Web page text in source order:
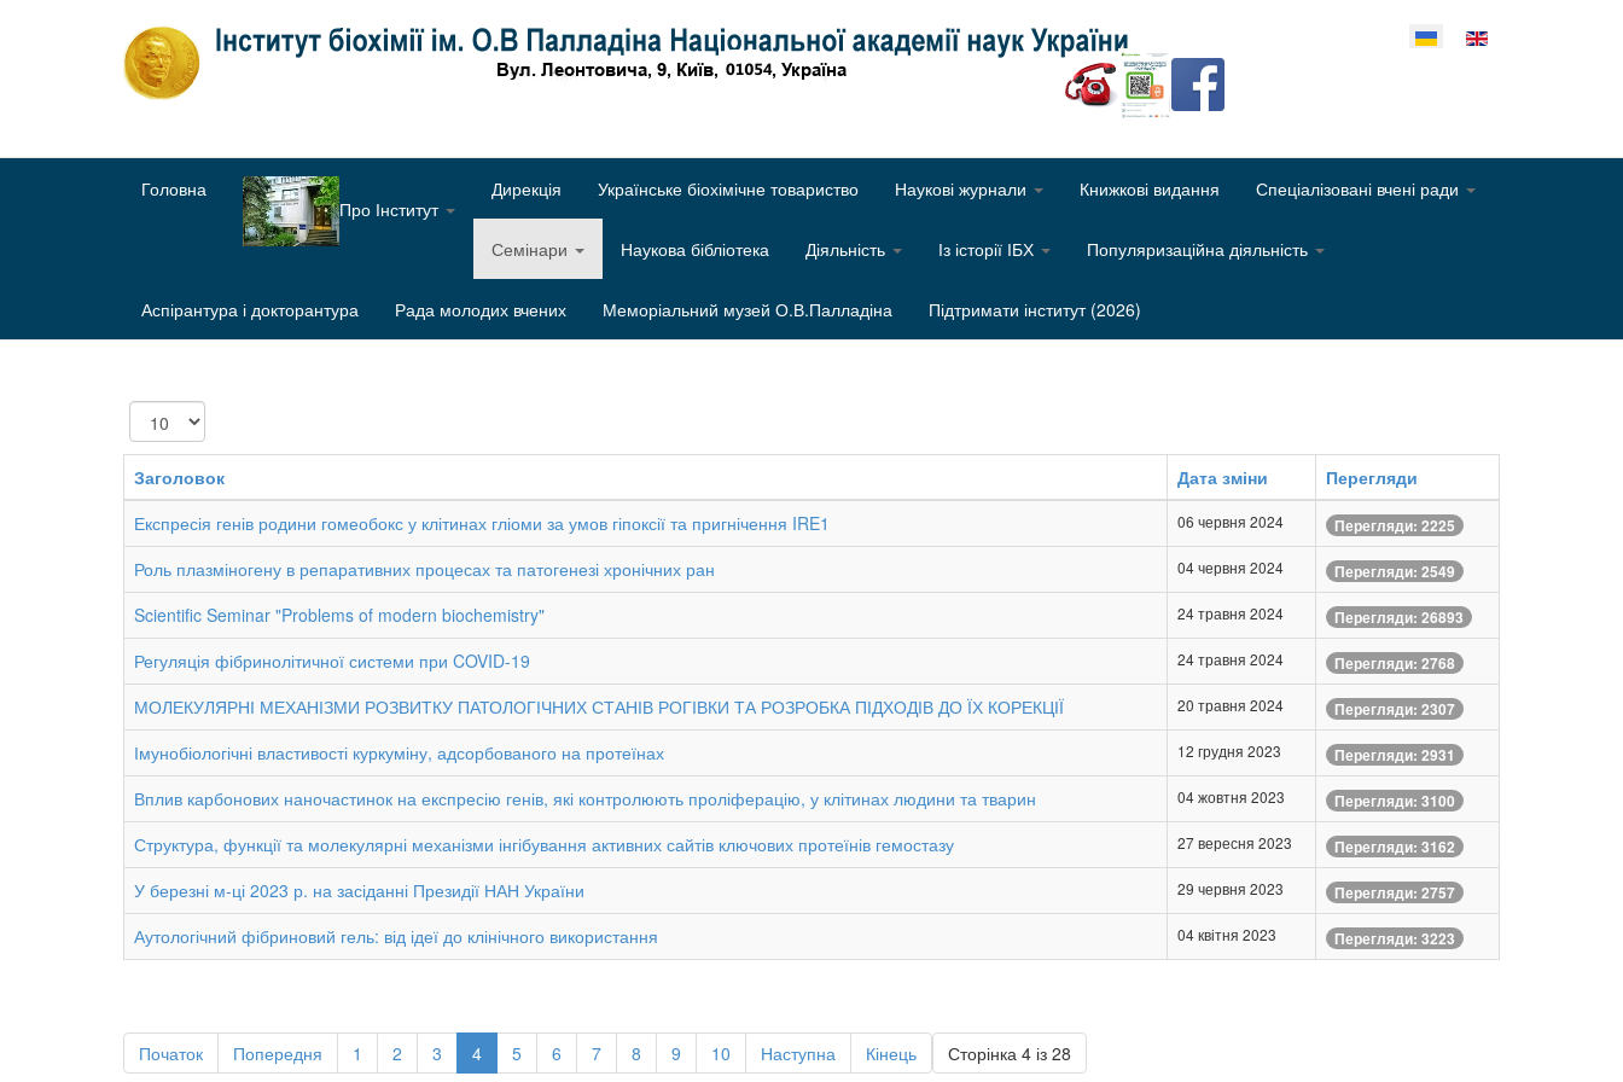
Оберіть свою мову
Головна
Про Інститут
Дирекція Українське біохімічне товариство Наукові журнали Книжкові видання Спеціалізовані вчені ради
Семінари Наукова бібліотека Діяльність Із історії ІБХ Популяризаційна діяльність
Аспірантура і докторантура Рада молодих вчених Меморіальний музей О.В.Палладіна Підтримати інститут (2026)
Показувати
Заголовок Дата зміни
Перегляди
Експресія генів родини гомеобокс у клітинах гліоми за умов гіпоксії та пригнічення IRE1
06 червня 2024 Перегляди: 2225
Роль плазміногену в репаративних процесах та патогенезі хронічних ран 04 червня 2024 Перегляди: 2549
Scientific Seminar "Problems of modern biochemistry" 24 травня 2024 Перегляди: 26893
Регуляція фібринолітичної системи при COVID-19 24 травня 2024 Перегляди: 2768
МОЛЕКУЛЯРНІ МЕХАНІЗМИ РОЗВИТКУ ПАТОЛОГІЧНИХ СТАНІВ РОГІВКИ ТА РОЗРОБКА ПІДХОДІВ ДО ЇХ КОРЕКЦІЇ 20 травня 2024 Перегляди: 2307
Імунобіологічні властивості куркуміну, адсорбованого на протеїнах 12 грудня 2023 Перегляди: 2931
Вплив карбонових наночастинок на експресію генів, які контролюють проліферацію, у клітинах людини та тварин 04 жовтня 2023 Перегляди: 3100
Структура, функції та молекулярні механізми інгібування активних сайтів ключових протеїнів гемостазу 27 вересня 2023 Перегляди: 3162
У березні м-ці 2023 р. на засіданні Президії НАН України 29 червня 2023 Перегляди: 2757
Аутологічний фібриновий гель: від ідеї до клінічного використання 04 квітня 2023 Перегляди: 3223
Сторінка 4 із 28
Початок Попередня 1 2 3 4 5 6 7 8 9 10 Наступна Кінець